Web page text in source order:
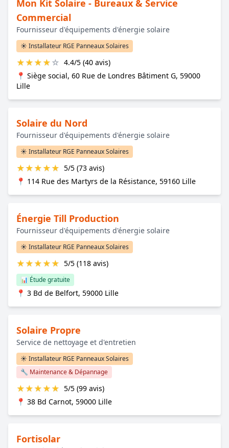
Mon Kit Solaire - Bureaux & Service
Commercial
Fournisseur d'équipements d'énergie solaire
☀️ Installateur RGE Panneaux Solaires
★★★★☆ 4.4/5 (40 avis)
📍 Siège social, 60 Rue de Londres Bâtiment G, 59000
Lille
Solaire du Nord
Fournisseur d'équipements d'énergie solaire
☀️ Installateur RGE Panneaux Solaires
★★★★★ 5/5 (73 avis)
📍 114 Rue des Martyrs de la Résistance, 59160 Lille
Énergie Till Production
Fournisseur d'équipements d'énergie solaire
☀️ Installateur RGE Panneaux Solaires
★★★★★ 5/5 (118 avis)
📊 Étude gratuite
📍 3 Bd de Belfort, 59000 Lille
Solaire Propre
Service de nettoyage et d'entretien
☀️ Installateur RGE Panneaux Solaires
🔧 Maintenance & Dépannage
★★★★★ 5/5 (99 avis)
📍 38 Bd Carnot, 59000 Lille
Fortisolar